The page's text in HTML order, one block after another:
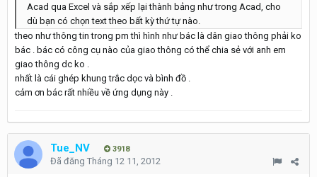
Acad qua Excel và sắp xếp lại thành bảng như trong Acad, cho
dù bạn có chọn text theo bất kỳ thứ tự nào.
theo như thông tin trong pm thì hình như bác là dân giao thông phải ko
bác . bác có công cụ nào của giao thông có thể chia sẻ với anh em
giao thông dc ko .
nhất là cái ghép khung trắc dọc và bình đồ .
cảm ơn bác rất nhiều về ứng dụng này .
Tue_NV 3918
Đã đăng Tháng 12 11, 2012